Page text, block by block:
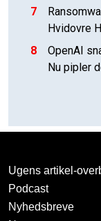
7
Hvidovre
8
OpenAI
Nu pipler
Ugens artikel-
Podcast
Nyhedsbreve